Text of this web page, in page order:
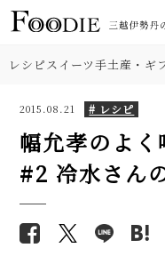
レシピスイーツ手土産・ギ
2015.08.21 # レシピ
幅允孝のよく
#2 冷水さん
り
食材
肉
し
で